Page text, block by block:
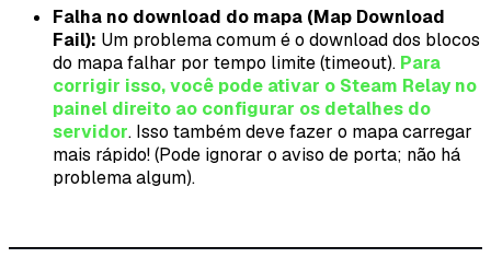
Falha no download do mapa (Map Download
Fail): Um problema comum é o download dos blocos
do mapa falhar por tempo limite (timeout). Para
corrigir isso, você pode ativar o Steam Relay no
painel direito ao configurar os detalhes do
servidor. Isso também deve fazer o mapa carregar
mais rápido! (Pode ignorar o aviso de porta; não há
problema algum).